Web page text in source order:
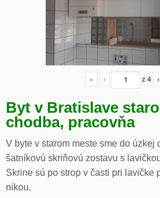
« ‹ z4 ›
Byt v Bratislave
chodba, pracovňa
V byte v starom meste sme do úzkej
šatníkovú skriňovú zostavu s
Skrine sú po strop v časti pri lavičke
nikou.